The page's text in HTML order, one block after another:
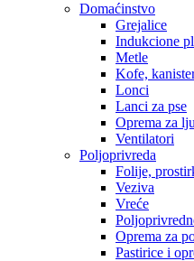
Domaćinstvo
Grejalice
Indukcione
Metle
Kofe,
Lonci
Lanci za pse
Oprema za
Ventilatori
Poljoprivreda
Folije,
Veziva
Vreće
Oprema za
Pastirice i